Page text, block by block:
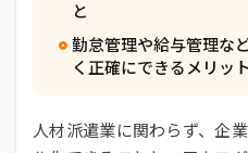
と
勤怠管理や給与管理な
く正確にできるメリッ
人材派遣業に関わらず、企